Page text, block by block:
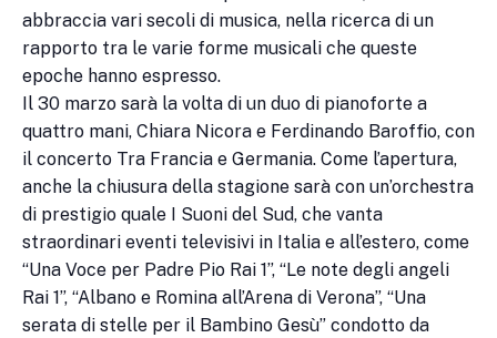
abbraccia vari secoli di musica, nella ricerca di un
rapporto tra le varie forme musicali che queste
epoche hanno espresso.
Il 30 marzo sarà la volta di un duo di pianoforte a
quattro mani, Chiara Nicora e Ferdinando Baroffio, con
il concerto Tra Francia e Germania. Come l’apertura,
anche la chiusura della stagione sarà con un’orchestra
di prestigio quale I Suoni del Sud, che vanta
straordinari eventi televisivi in Italia e all’estero, come
“Una Voce per Padre Pio Rai 1”, “Le note degli angeli
Rai 1”, “Albano e Romina all’Arena di Verona”, “Una
serata di stelle per il Bambino Gesù” condotto da